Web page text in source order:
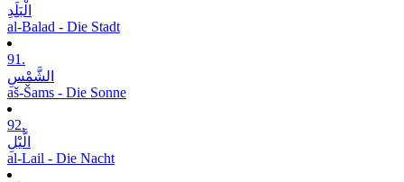
الْبَلَدِ
al-Balad - Die Stadt
91.
الشَّمْسِ
aš-Šams - Die Sonne
92.
الَّیْلِ
al-Lail - Die Nacht